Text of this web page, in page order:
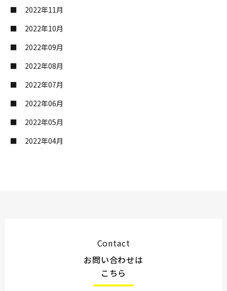
2022年11月
2022年10月
2022年09月
2022年08月
2022年07月
2022年06月
2022年05月
2022年04月
Contact
お問い合わせは
こちら